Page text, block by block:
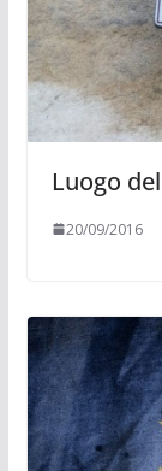
Luogo
20/09/2016